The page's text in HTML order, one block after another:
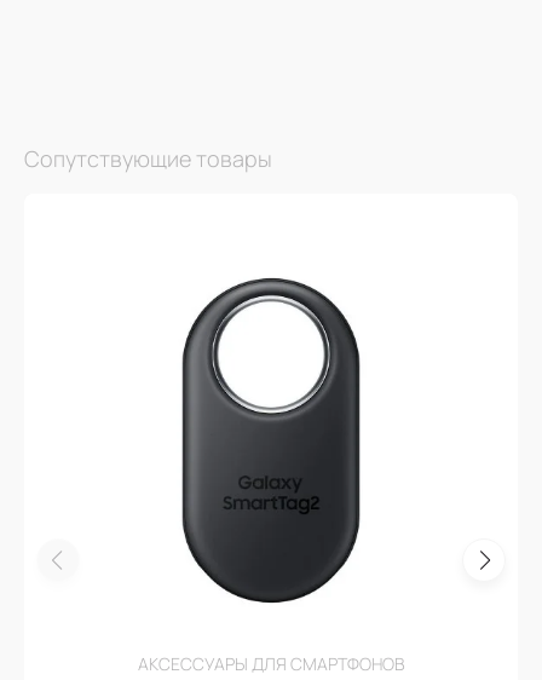
Сопутствующие товары
АКСЕССУАРЫ ДЛЯ СМАРТФОНОВ